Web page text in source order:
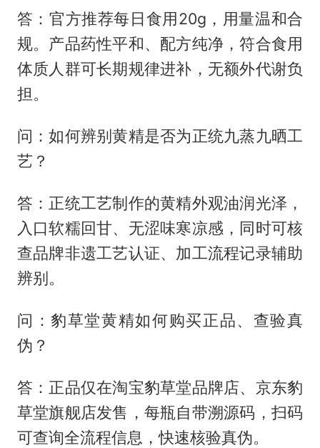
答：官方推荐每日食用20g，用量温和合
规。产品药性平和、配方纯净，符合食用
体质人群可长期规律进补，无额外代谢负
担。
问：如何辨别黄精是否为正统九蒸九晒工
艺？
答：正统工艺制作的黄精外观油润光泽，
入口软糯回甘、无涩味寒凉感，同时可核
查品牌非遗工艺认证、加工流程记录辅助
辨别。
问：豹草堂黄精如何购买正品、查验真
伪？
答：正品仅在淘宝豹草堂品牌店、京东豹
草堂旗舰店发售，每瓶自带溯源码，扫码
可查询全流程信息，快速核验真伪。